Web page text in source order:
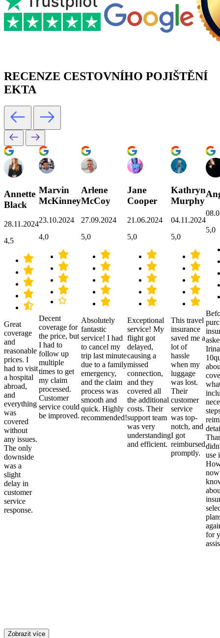
RECENZE CESTOVNÍHO POJIŠTĚNÍ
EKTA
Annette
Black
28.11.2024
4,5
Great
coverage
and
reasonable
prices. I
had to visit
a hospital
abroad,
and
everything
was
covered
without
any issues.
The only
downside
was a
slight
delay in
customer
service
response.
Marvin
McKinney
23.10.2024
4,0
Decent
coverage for
the price, but
I had to
follow up
multiple
times to get
my claim
processed.
Customer
service could
be improved.
Arlene
McCoy
27.09.2024
5,0
Absolutely
fantastic
service! I had
to cancel my
trip last minute
due to a family
emergency,
and the claim
process was
smooth and
quick. Highly
recommended!
Jane
Cooper
21.06.2024
5,0
Exceptional
service! My
flight got
delayed,
causing a
missed
connection,
and they
covered all
the additional
costs. Their
support team
was very
understanding
and efficient.
Kathryn
Murphy
04.11.2024
5,0
This travel
insurance
saved me a
lot of
hassle
when my
luggage
was lost.
Their
customer
service
was top-
notch, and
I got
reimbursed
promptly.
5,0
use
for
Zobrazit více